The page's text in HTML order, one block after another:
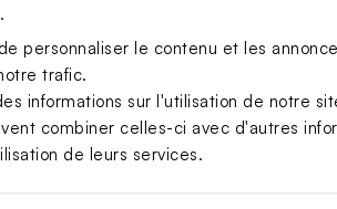
personnaliser le contenu et les
trafic.
informations sur l'utilisation de notre
combiner celles-ci avec d'autres
de leurs services.